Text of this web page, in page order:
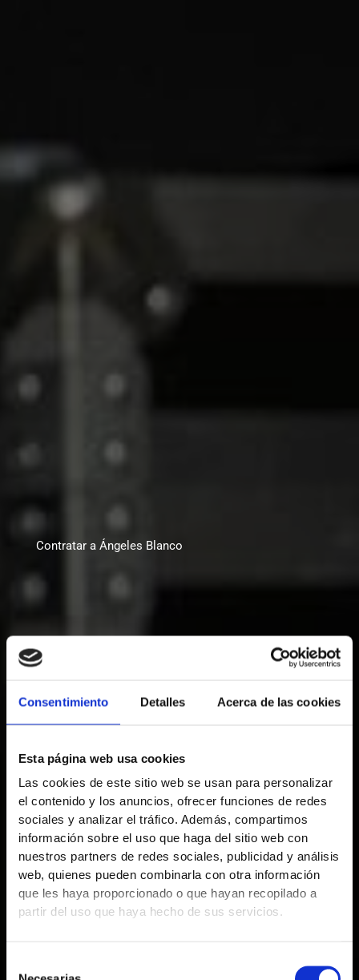
Consentimiento Detalles Acerca de las cookies
Esta página web usa cookies
Las cookies de este sitio web se usan para personalizar
el contenido y los anuncios, ofrecer funciones de redes
sociales y analizar el tráfico. Además, compartimos
información sobre el uso que haga del sitio web con
nuestros partners de redes sociales, publicidad y análisis
web, quienes pueden combinarla con otra información
que les haya proporcionado o que hayan recopilado a
partir del uso que haya hecho de sus servicios.
Contratar a Ángeles Blanco